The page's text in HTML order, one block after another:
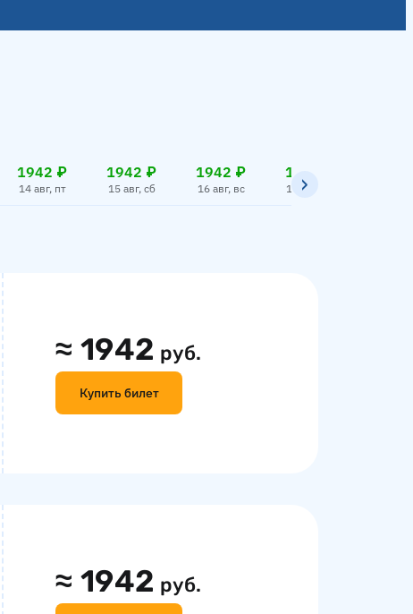
1942 ₽
14 авг, пт
1942 ₽
15 авг, сб
1942 ₽
16 авг, вс
1942 ₽
17 авг, пн
≈1942 руб.
Купить билет
≈1942 руб.